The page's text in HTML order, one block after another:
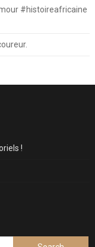
#histoireafricaine
!